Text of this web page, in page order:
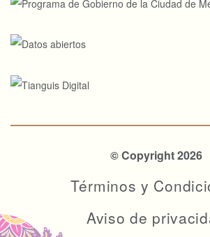
© Copyright 2026
Términos y
Aviso de